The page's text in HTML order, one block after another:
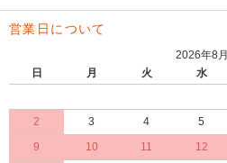
営業日について
2026年8月
日
月 火 水
2
3 4 5
9
10 11 12